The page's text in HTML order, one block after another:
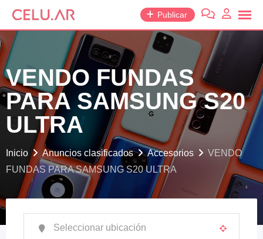
saltar
contenido
Publicar
VENDO FUNDAS
PARA SAMSUNG S20
ULTRA
Inicio Anuncios clasificados Accesorios
VENDO
FUNDAS PARA SAMSUNG S20 ULTRA